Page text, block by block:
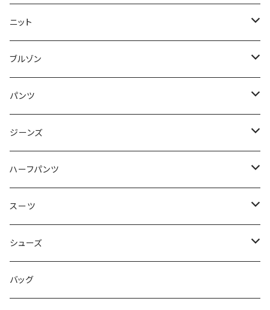
50/XL～
48/L
50/XL～
46/M
48/L
50/XL～
～44/S
46/M
48/L
50/XL～
ニット
～44/S
46/M
48/L
50/XL～
ブルゾン
～44/S
46/M
48/L
50/XL～
パンツ
～44/S
46/M
48/L
50/XL～
ジーンズ
～44/S
46/M
48/L
50/XL～
ハーフパンツ
～44/S
46/M
48/L
スーツ
～44/S
46/M
シューズ
～25.5cm
バッグ